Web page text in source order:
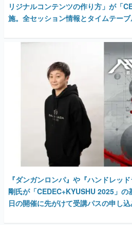
リジナルコンテンツの作り方」が「
施。全セッション情報とタイムテー
『ダンガンロンパ』や『ハンドレッ
剛氏が「CEDEC+KYUSHU 2025」
日の開催に先がけて受講パスの申し